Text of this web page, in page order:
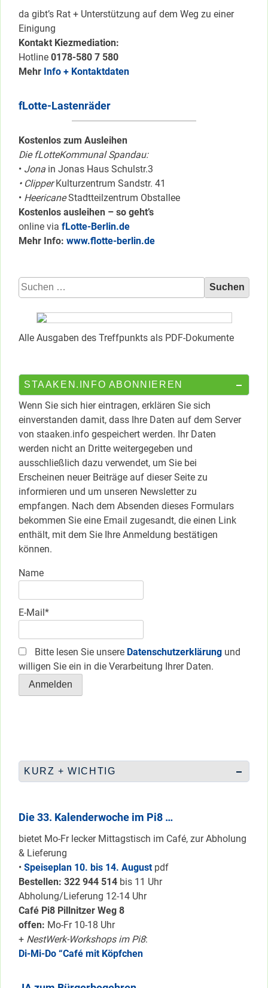
da gibt’s Rat + Unterstützung auf dem Weg zu einer
Einigung
Kontakt Kiezmediation:
Hotline 0178-580 7 580
Mehr Info + Kontaktdaten
fLotte-Lastenräder
Kostenlos zum Ausleihen
Die fLotteKommunal Spandau:
• Jona in Jonas Haus Schulstr.3
• ClipperKulturzentrum Sandstr. 41
• HeericaneStadtteilzentrum Obstallee
Kostenlos ausleihen – so geht’s
online via fLotte-Berlin.de
Mehr Info: www.flotte-berlin.de
Suchen
nach:
Alle Ausgaben des Treffpunkts als PDF-Dokumente
STAAKEN.INFO ABONNIEREN
Wenn Sie sich hier eintragen, erklären Sie sich
einverstanden damit, dass Ihre Daten auf dem Server
von staaken.info gespeichert werden. Ihr Daten
werden nicht an Dritte weitergegeben und
ausschließlich dazu verwendet, um Sie bei
Erscheinen neuer Beiträge auf dieser Seite zu
informieren und um unseren Newsletter zu
empfangen. Nach dem Absenden dieses Formulars
bekommen Sie eine Email zugesandt, die einen Link
enthält, mit dem Sie Ihre Anmeldung bestätigen
können.
Name
E-Mail*
Bitte lesen Sie unsere Datenschutzerklärung und
willigen Sie ein in die Verarbeitung Ihrer Daten.
KURZ + WICHTIG
Die 33. Kalenderwoche im Pi8 …
bietet Mo-Fr lecker Mittagstisch im Café, zur Abholung
& Lieferung
• Speiseplan 10. bis 14. August pdf
Bestellen: 322 944 514 bis 11 Uhr
Abholung/Lieferung 12-14 Uhr
Café Pi8 Pillnitzer Weg 8
offen: Mo-Fr 10-18 Uhr
+ NestWerk-Workshops im Pi8:
Di-Mi-Do “Café mit Köpfchen